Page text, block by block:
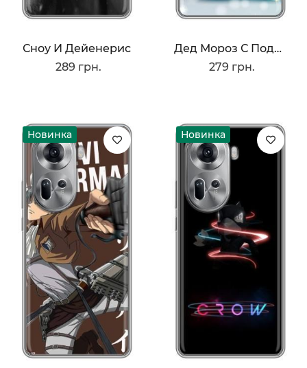
Сноу И Дейенерис
289 грн.
Дед Мороз С Подарком
279 грн.
Новинка Новинка